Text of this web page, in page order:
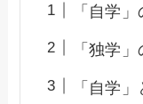
「自学
「独学
「自学